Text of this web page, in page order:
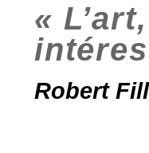
«
Robert